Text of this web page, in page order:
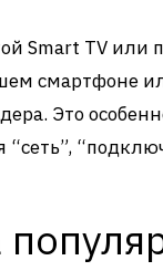
Smart TV или
смартфоне
Это